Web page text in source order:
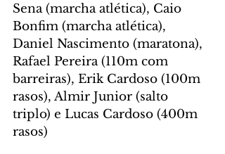
Sena (marcha atlética), Caio
Bonfim (marcha atlética),
Daniel Nascimento (maratona),
Rafael Pereira (110m com
barreiras), Erik Cardoso (100m
rasos), Almir Junior (salto
triplo) e Lucas Cardoso (400m
rasos)